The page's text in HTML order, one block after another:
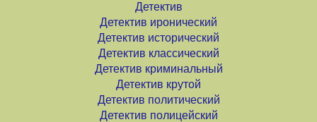
Детектив
Детектив иронический
Детектив исторический
Детектив классический
Детектив криминальный
Детектив крутой
Детектив политический
Детектив полицейский